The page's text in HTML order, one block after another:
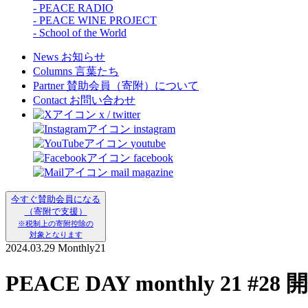
- PEACE RADIO
- PEACE WINE PROJECT
- School of the World
News お知らせ
Columns 言葉たち
Partner 賛助会員（寄附）について
Contact お問い合わせ
x / twitter
instagram
youtube
facebook
mail magazine
今すぐ賛助会員になる
（寄附で支援）
※税制上の寄附控除の
対象となります
2024.03.29 Monthly21
PEACE DAY monthly 21 #28